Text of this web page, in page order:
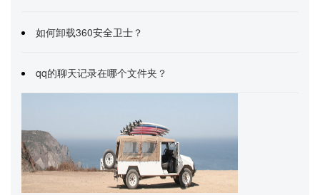
如何卸载360安全卫士？
qq的聊天记录在哪个文件夹？